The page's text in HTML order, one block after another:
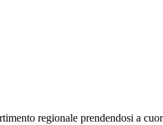
regionale prendendosi a